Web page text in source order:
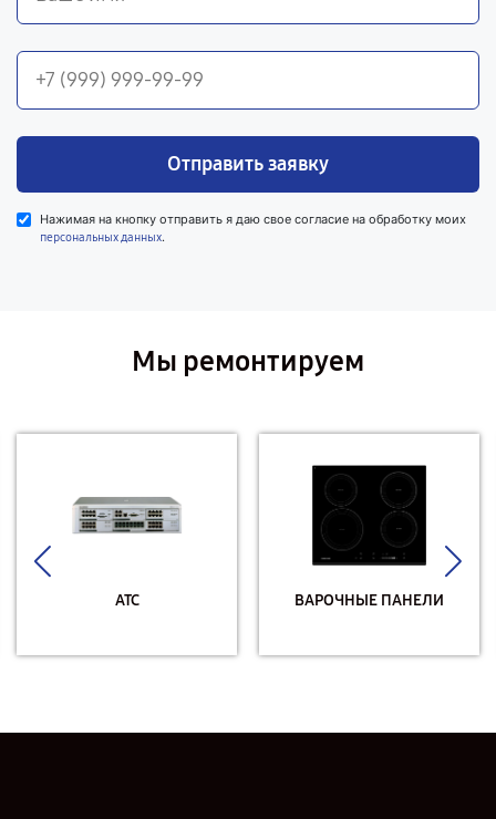
Отправить заявку
Нажимая на кнопку отправить я даю свое согласие на обработку моих
персональных данных.
Мы ремонтируем
АТС ВАРОЧНЫЕ ПАНЕЛИ